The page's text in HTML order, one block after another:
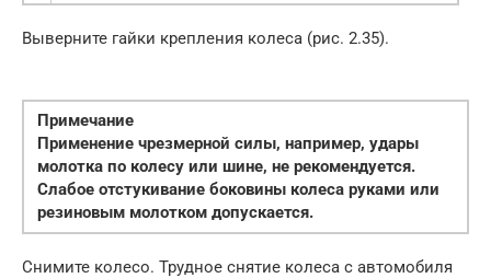
Выверните гайки крепления колеса (рис. 2.35).
Примечание
Применение чрезмерной силы, например, удары
молотка по колесу или шине, не рекомендуется.
Слабое отстукивание боковины колеса руками или
резиновым молотком допускается.
Снимите колесо. Трудное снятие колеса с автомобиля